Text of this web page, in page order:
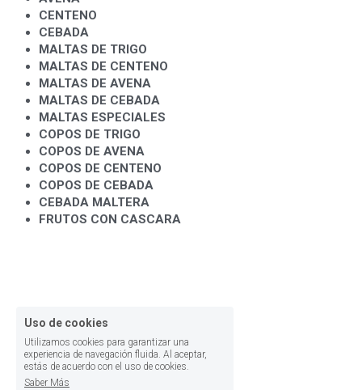
CENTENO
CEBADA
MALTAS DE TRIGO
MALTAS DE CENTENO
MALTAS DE AVENA
MALTAS DE CEBADA
MALTAS ESPECIALES
COPOS DE TRIGO
COPOS DE AVENA
COPOS DE CENTENO
COPOS DE CEBADA
CEBADA MALTERA
FRUTOS CON CASCARA
Uso de cookies
Utilizamos cookies para garantizar una
experiencia de navegación fluida. Al aceptar,
estás de acuerdo con el uso de cookies.
Saber Más